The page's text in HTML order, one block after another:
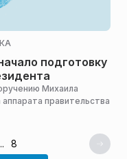
подготовку
Михаила
правительства
8